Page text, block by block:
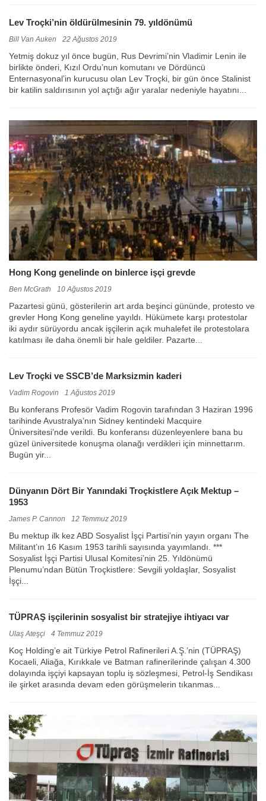
Lev Troçki’nin öldürülmesinin 79. yıldönümü
Bill Van Auken 22 Ağustos 2019
Yetmiş dokuz yıl önce bugün, Rus Devrimi’nin Vladimir Lenin ile
birlikte önderi, Kızıl Ordu’nun komutanı ve Dördüncü
Enternasyonal’in kurucusu olan Lev Troçki, bir gün önce Stalinist
bir katilin saldırısının yol açtığı ağır yaralar nedeniyle hayatını...
Hong Kong genelinde on binlerce işçi grevde
Ben McGrath 10 Ağustos 2019
Pazartesi günü, gösterilerin art arda beşinci gününde, protesto ve
grevler Hong Kong geneline yayıldı. Hükümete karşı protestolar
iki aydır sürüyordu ancak işçilerin açık muhalefet ile protestolara
katılması ile daha önemli bir hale geldiler. Pazarte...
Lev Troçki ve SSCB’de Marksizmin kaderi
Vadim Rogovin 1 Ağustos 2019
Bu konferans Profesör Vadim Rogovin tarafından 3 Haziran 1996
tarihinde Avustralya’nın Sidney kentindeki Macquire
Üniversitesi’nde verildi. Bu konferansı düzenleyenlere bana bu
güzel üniversitede konuşma olanağı verdikleri için minnettarım.
Bugün yir...
Dünyanın Dört Bir Yanındaki Troçkistlere Açık Mektup –
1953
James P. Cannon 12 Temmuz 2019
Bu mektup ilk kez ABD Sosyalist İşçi Partisi’nin yayın organı The
Militant’ın 16 Kasım 1953 tarihli sayısında yayımlandı. ***
Sosyalist İşçi Partisi Ulusal Komitesi’nin 25. Yıldönümü
Plenumu’ndan Bütün Troçkistlere: Sevgili yoldaşlar, Sosyalist
İşçi...
TÜPRAŞ işçilerinin sosyalist bir stratejiye ihtiyacı var
Ulaş Ateşçi 4 Temmuz 2019
Koç Holding’e ait Türkiye Petrol Rafinerileri A.Ş.’nin (TÜPRAŞ)
Kocaeli, Aliağa, Kırıkkale ve Batman rafinerilerinde çalışan 4.300
dolayında işçiyi kapsayan toplu iş sözleşmesi, Petrol-İş Sendikası
ile şirket arasında devam eden görüşmelerin tıkanmas...